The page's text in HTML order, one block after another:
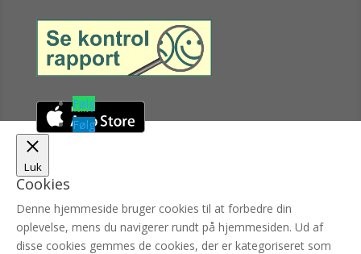
Følg
Følg
Luk
Cookies
Denne hjemmeside bruger cookies til at forbedre din
oplevelse, mens du navigerer rundt på hjemmesiden. Ud af
disse cookies gemmes de cookies, der er kategoriseret som